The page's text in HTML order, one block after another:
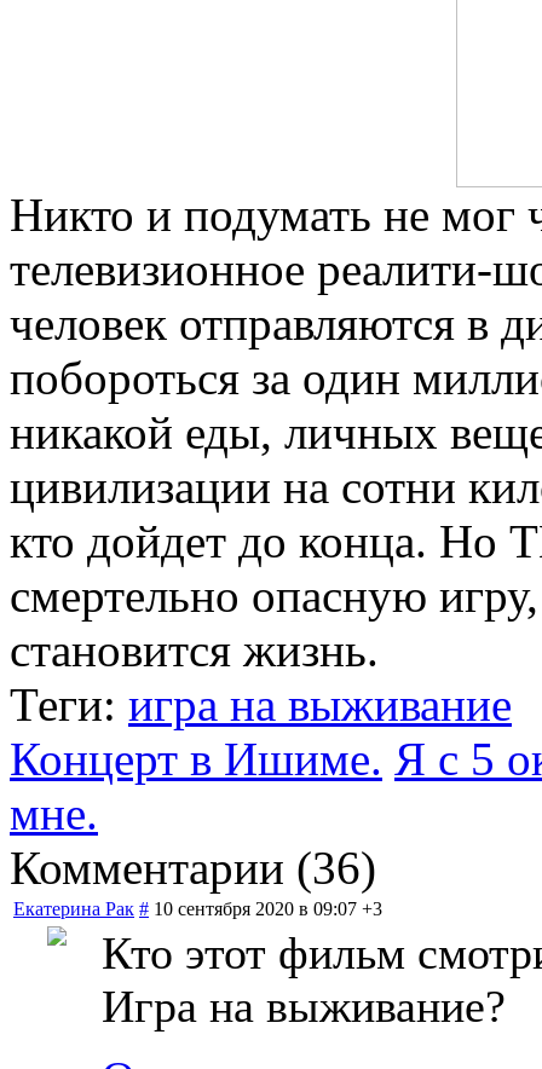
Никто и подумать не мог
телевизионное реалити-
человек отправляются в
побороться за один
никакой еды, личных
цивилизации на сотни
кто дойдет до конца. Но
смертельно опасную
становится жизнь.
Теги: игра на выживание
Концерт в Ишиме. Я с 5
мне.
Комментарии (36)
Екатерина Рак # 10 сентября 2020 в 09:07 +3
Кто этот фильм
Игра на выживание?